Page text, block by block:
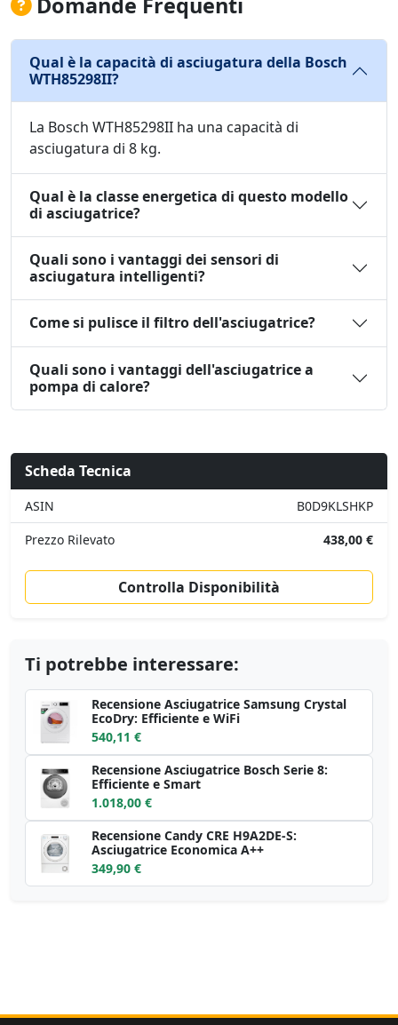
Qual è la capacità di asciugatura della Bosch
WTH85298II?
La Bosch WTH85298II ha una capacità di
asciugatura di 8 kg.
Qual è la classe energetica di questo modello
di asciugatrice?
Quali sono i vantaggi dei sensori di
asciugatura intelligenti?
Come si pulisce il filtro dell'asciugatrice?
Quali sono i vantaggi dell'asciugatrice a
pompa di calore?
Scheda Tecnica
ASIN
B0D9KLSHKP
Prezzo Rilevato
438,00 €
Controlla Disponibilità
Ti potrebbe interessare:
Recensione Asciugatrice Samsung Crystal
EcoDry: Efficiente e WiFi
540,11 €
Recensione Asciugatrice Bosch Serie 8:
Efficiente e Smart
1.018,00 €
Recensione Candy CRE H9A2DE-S:
Asciugatrice Economica A++
349,90 €